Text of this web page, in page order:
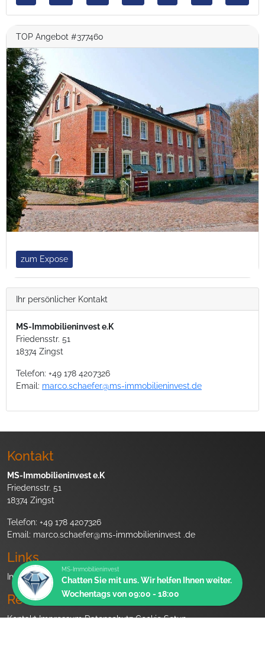
TOP Angebot #377460
zum Expose
Ihr persönlicher Kontakt
MS-Immobilieninvest e.K
Friedensstr. 51
18374 Zingst
Telefon: +49 178 4207326
Email: marco.schaefer@ms-immobilieninvest.de
Kontakt
MS-Immobilieninvest e.K
Friedensstr. 51
18374 Zingst
Telefon: +49 178 4207326
Email: marco.schaefer@ms-immobilieninvest .de
Links
Immobilien Service Finanzierung Objektbewertung
Rechtliches
Kontakt Impressum Datenschutz Cookie Setup
MS-Immobilieninvest
Chatten Sie mit uns. Wir helfen Ihnen weiter.
Wochentags von 09:00 - 18:00